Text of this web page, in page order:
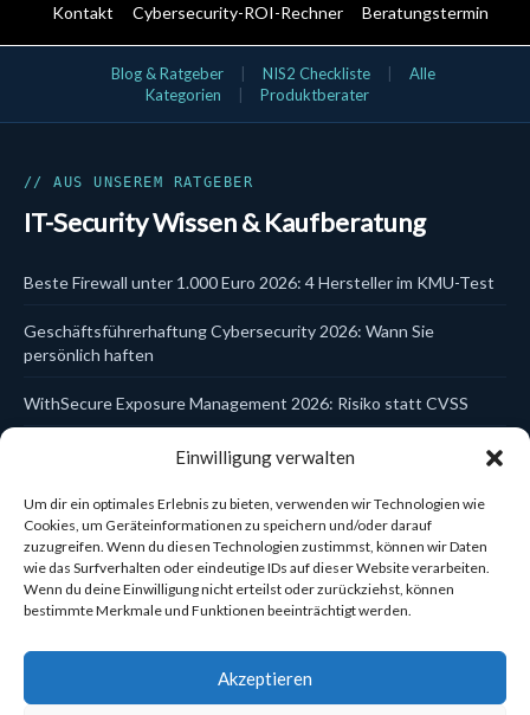
Einwilligung verwalten
Um dir ein optimales Erlebnis zu bieten, verwenden wir Technologien wie
Cookies, um Geräteinformationen zu speichern und/oder darauf
zuzugreifen. Wenn du diesen Technologien zustimmst, können wir Daten
wie das Surfverhalten oder eindeutige IDs auf dieser Website verarbeiten.
Wenn du deine Einwilligung nicht erteilst oder zurückziehst, können
bestimmte Merkmale und Funktionen beeinträchtigt werden.
Akzeptieren
Kontakt Cybersecurity-ROI-Rechner Beratungstermin
IT-Security Kategorien
Bundles
Data Security
DSGVO & KI
Endpoint Security
Firewalls
Hersteller
Incident Response
Kanzlei-Schulungen
MDR
MFA
Mobile Security
NDR
Network Security
Netzwerk-Zubehör
Schulungen & Compliance
Security Awareness
Blog & Ratgeber NIS2 Checkliste
Alle
Kategorien
Produktberater
// AUS UNSEREM RATGEBER
IT-Security Wissen & Kaufberatung
Beste Firewall unter 1.000 Euro 2026: 4 Hersteller im KMU-Test
Geschäftsführerhaftung Cybersecurity 2026: Wann Sie
persönlich haften
WithSecure Exposure Management 2026: Risiko statt CVSS
Trellix Data Encryption DSGVO 2026: Laptop- und USB-Schutz
WatchGuard Cloud Firebox einrichten 2026: In 5 Schritten zur
zentral verwalteten Firewall
Sophos Central Konsole 2026: Eine Plattform für 6
Sicherheitsbereiche
Cynet Elite vs Ultimate 2026: Welche Lizenz passt zum KMU?